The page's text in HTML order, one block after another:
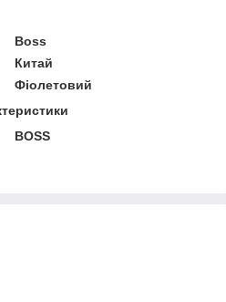
Boss
Китай
Фіолетовий
BOSS